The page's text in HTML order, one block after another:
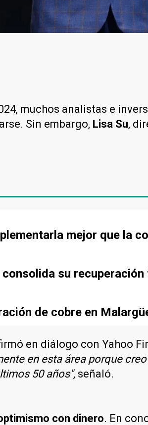
muchos analistas e
Sin embargo, Lisa Su,
mejor que la
su
de cobre en
en diálogo con Yahoo
en esta área porque
50 años", señaló.
con dinero. En